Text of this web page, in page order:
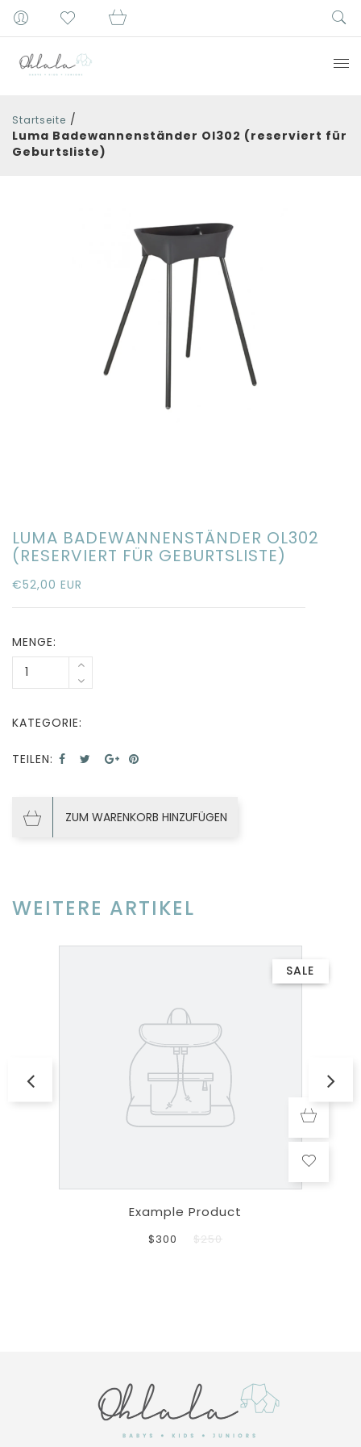
Startseite /
Luma Badewannenständer Ol302 (reserviert für
Geburtsliste)
LUMA BADEWANNENSTÄNDER OL302
(RESERVIERT FÜR GEBURTSLISTE)
€52,00 EUR
MENGE:
KATEGORIE:
TEILEN:
ZUM WARENKORB HINZUFÜGEN
WEITERE ARTIKEL
SALE
Example Product
$300 $250